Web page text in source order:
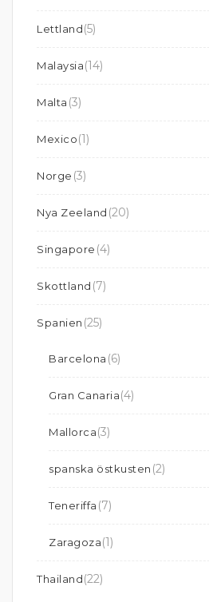
Lettland(5)
Malaysia(14)
Malta (3)
Mexico(1)
Norge (3)
Nya Zeeland (20)
Singapore (4)
Skottland (7)
Spanien (25)
Barcelona (6)
Gran Canaria(4)
Mallorca(3)
spanska östkusten (2)
Teneriffa (7)
Zaragoza(1)
Thailand(22)